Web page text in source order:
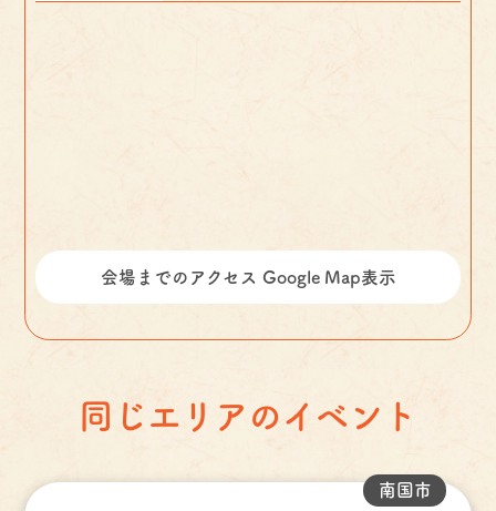
会場までのアクセス Google Map表示
同じエリアのイベント
南国市